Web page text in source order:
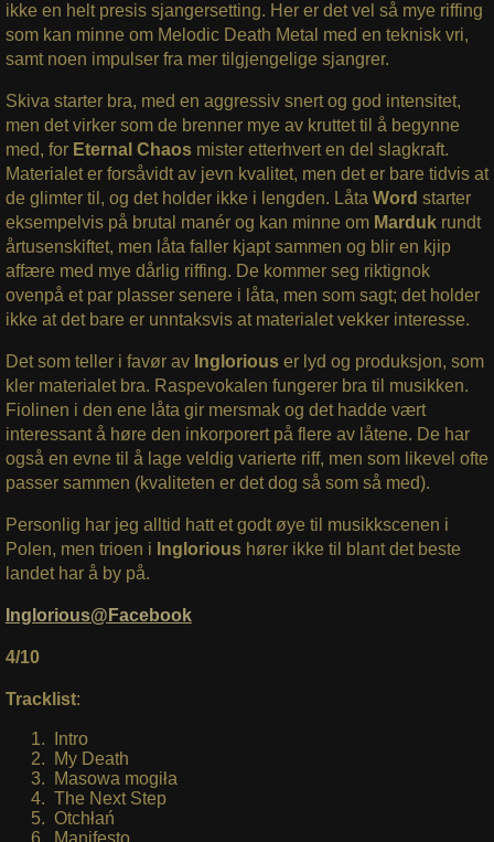
ikke en helt presis sjangersetting. Her er det vel så mye riffing
som kan minne om Melodic Death Metal med en teknisk vri,
samt noen impulser fra mer tilgjengelige sjangrer.
Skiva starter bra, med en aggressiv snert og god intensitet,
men det virker som de brenner mye av kruttet til å begynne
med, for Eternal Chaosmister etterhvert en del slagkraft.
Materialet er forsåvidt av jevn kvalitet, men det er bare tidvis at
de glimter til, og det holder ikke i lengden. Låta Word starter
eksempelvis på brutal manér og kan minne om Marduk rundt
årtusenskiftet, men låta faller kjapt sammen og blir en kjip
affære med mye dårlig riffing. De kommer seg riktignok
ovenpå et par plasser senere i låta, men som sagt; det holder
ikke at det bare er unntaksvis at materialet vekker interesse.
Det som teller i favør av Ingloriouser lyd og produksjon, som
kler materialet bra. Raspevokalen fungerer bra til musikken.
Fiolinen i den ene låta gir mersmak og det hadde vært
interessant å høre den inkorporert på flere av låtene. De har
også en evne til å lage veldig varierte riff, men som likevel ofte
passer sammen (kvaliteten er det dog så som så med).
Personlig har jeg alltid hatt et godt øye til musikkscenen i
Polen, men trioen i Inglorious hører ikke til blant det beste
landet har å by på.
Inglorious@Facebook
4/10
Tracklist:
Intro
My Death
Masowa mogiła
The Next Step
Otchłań
Manifesto